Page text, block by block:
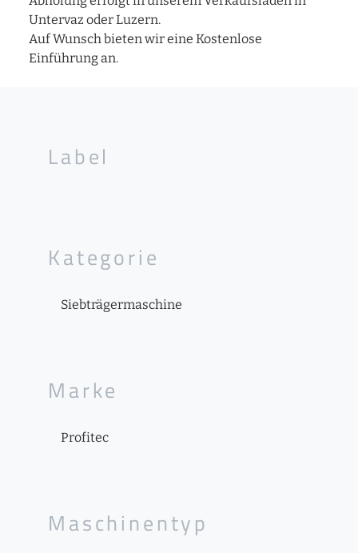
Untervaz oder Luzern.
Auf Wunsch bieten wir eine Kostenlose
Einführung an.
Label
Kategorie
Siebträgermaschine
Marke
Profitec
Maschinentyp